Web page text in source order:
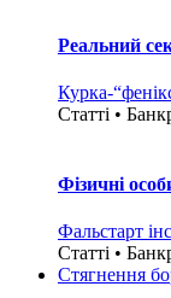
Реальний
Курка-
Статті •
Фізичні
Фальстарт
Статті •
Стягнення